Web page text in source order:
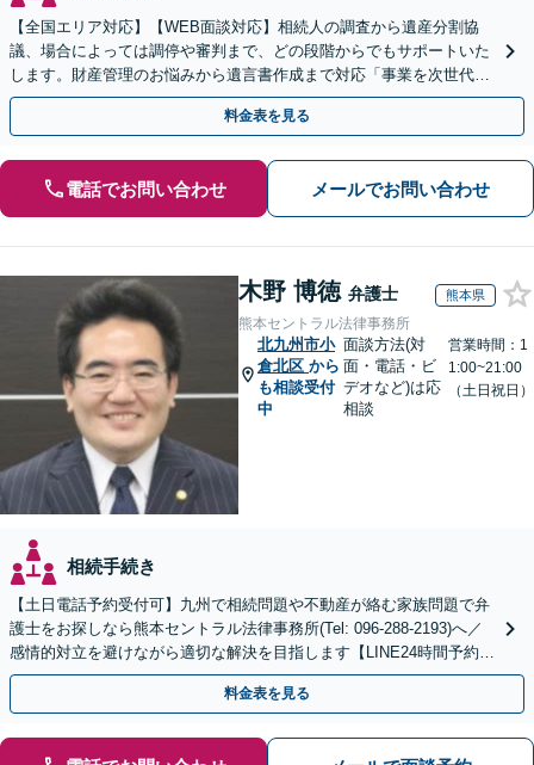
【全国エリア対応】【WEB面談対応】相続人の調査から遺産分割協
議、場合によっては調停や審判まで、どの段階からでもサポートいた
します。財産管理のお悩みから遺言書作成まで対応「事業を次世代に
引き継ぐ安心の事業承継をサポート」【完全個室相談】
料金表を見る
電話でお問い合わせ メールでお問い合わせ
木野 博徳 弁護士 熊本県
熊本セントラル法律事務所
北九州市小
倉北区 から
も相談受付
中
面談方法(対
面・電話・ビ
デオなど)は応
相談
営業時間：1
1:00~21:00
（土日祝日）
相続手続き
【土日電話予約受付可】九州で相続問題や不動産が絡む家族問題で弁
護士をお探しなら熊本セントラル法律事務所(Tel: 096-288-2193)へ／
感情的対立を避けながら適切な解決を目指します【LINE24時間予約受
付可】【休日・夜間相談可】
料金表を見る